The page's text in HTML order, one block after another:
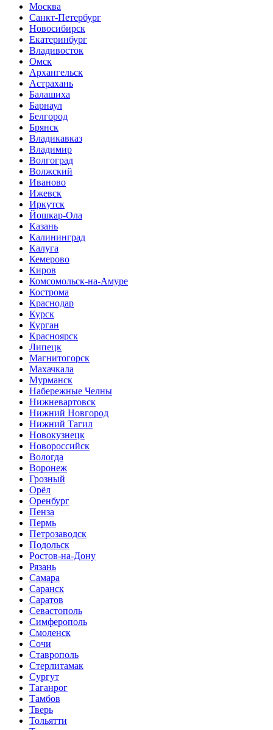
Москва
Санкт-Петербург
Новосибирск
Екатеринбург
Владивосток
Омск
Архангельск
Астрахань
Балашиха
Барнаул
Белгород
Брянск
Владикавказ
Владимир
Волгоград
Волжский
Иваново
Ижевск
Иркутск
Йошкар-Ола
Казань
Калининград
Калуга
Кемерово
Киров
Комсомольск-на-Амуре
Кострома
Краснодар
Курск
Курган
Красноярск
Липецк
Магнитогорск
Махачкала
Мурманск
Набережные Челны
Нижневартовск
Нижний Новгород
Нижний Тагил
Новокузнецк
Новороссийск
Вологда
Воронеж
Грозный
Орёл
Оренбург
Пенза
Пермь
Петрозаводск
Подольск
Ростов-на-Дону
Рязань
Самара
Саранск
Саратов
Севастополь
Симферополь
Смоленск
Сочи
Ставрополь
Стерлитамак
Сургут
Таганрог
Тамбов
Тверь
Тольятти